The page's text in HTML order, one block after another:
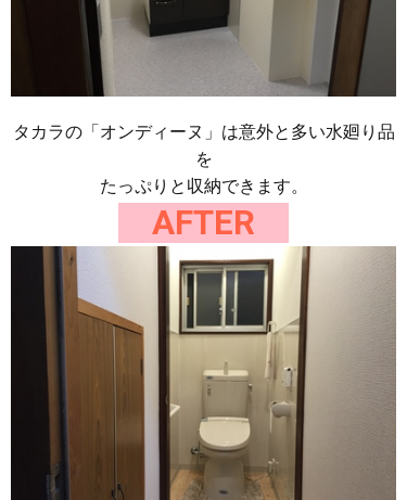
タカラの「オンディーヌ」は意外と多い水廻り品
を
たっぷりと収納できます。
AFTER